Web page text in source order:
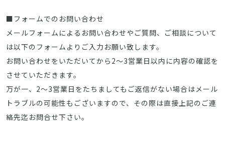
■フォームでのお問い合わせ
メールフォームによるお問い合わせやご質問、ご相談について
は以下のフォームよりご入力お願い致します。
お問い合わせをいただいてから2～3営業日以内に内容の確認を
させていただきます。
万が一、2～3営業日をたちましてもご返信がない場合はメール
トラブルの可能性もございますので、その際は直接上記のご連
絡先迄お問合せ下さい。